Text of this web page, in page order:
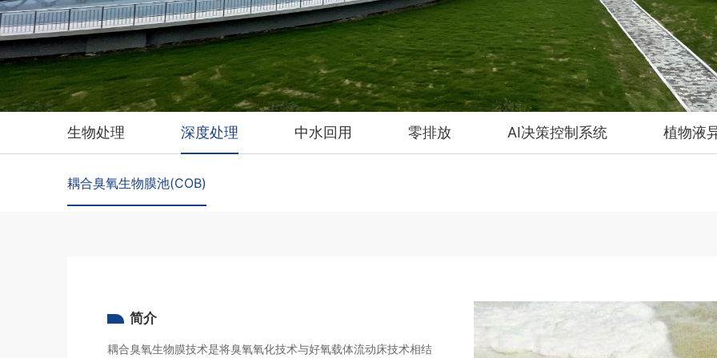
生物处理 深度处理 中水回用 零排放 AI决策控制系统 植物液
耦合臭氧生物膜池(COB)
简介
耦合臭氧生物膜技术是将臭氧氧化技术与好氧载体流动床技术相结